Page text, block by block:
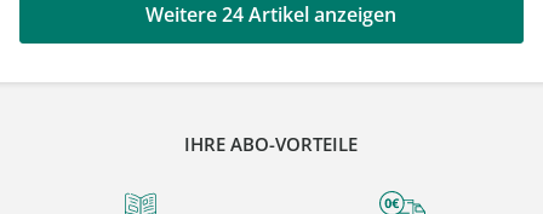
Weitere 24 Artikel anzeigen
IHRE ABO-VORTEILE